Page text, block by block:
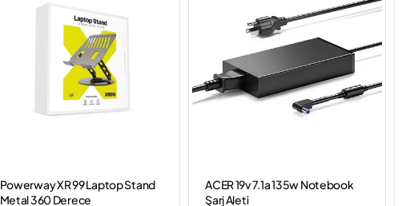
Powerway XR 99 Laptop Stand
Metal 360 Derece
ACER 19v 7.1a 135w Notebook
Şarj Aleti